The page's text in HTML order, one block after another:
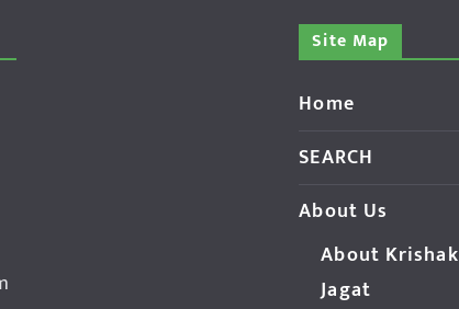
Site Map
Home
SEARCH
About Us
About Krishak
Jagat